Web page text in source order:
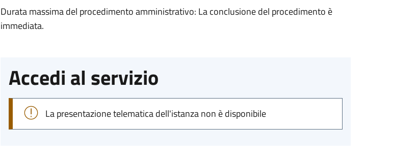
Durata massima del procedimento amministrativo: La conclusione del procedimento è
immediata.
Accedi al servizio
La presentazione telematica dell'istanza non è disponibile